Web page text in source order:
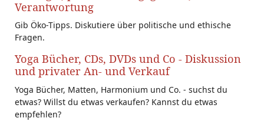
Verantwortung
Gib Öko-Tipps. Diskutiere über politische und ethische
Fragen.
Yoga Bücher, CDs, DVDs und Co - Diskussion
und privater An- und Verkauf
Yoga Bücher, Matten, Harmonium und Co. - suchst du
etwas? Willst du etwas verkaufen? Kannst du etwas
empfehlen?